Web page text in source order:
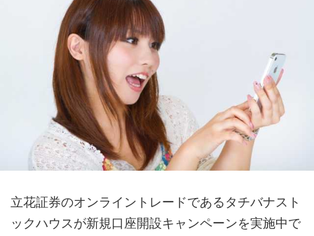
立花証券のオンライントレードであるタチバナスト
ックハウスが新規口座開設キャンペーンを実施中で